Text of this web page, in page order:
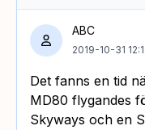
ABC
2019-10-31
Det fanns en tid
MD80 flygandes
Skyways och en